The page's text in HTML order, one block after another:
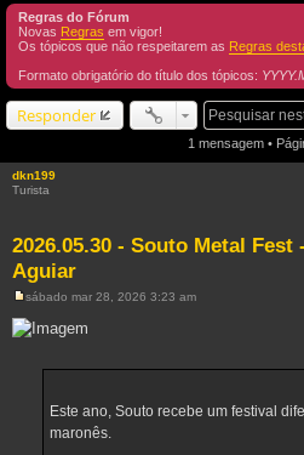
Regras do Fórum
Novas Regras em vigor!
Os tópicos que não respeitarem as Regras
Formato obrigatório do título dos tópicos:
Responder
1 mensagem •
dkn199
Turista
2026.05.30 - Souto Metal
Aguiar
e
n
sábado mar 28, 2026 3:23 am
Este ano, Souto recebe um festival
maronês.